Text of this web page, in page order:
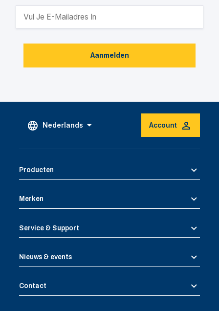
Aanmelden
Nederlands Account
Producten
Merken
Service & Support
Nieuws & events
Contact